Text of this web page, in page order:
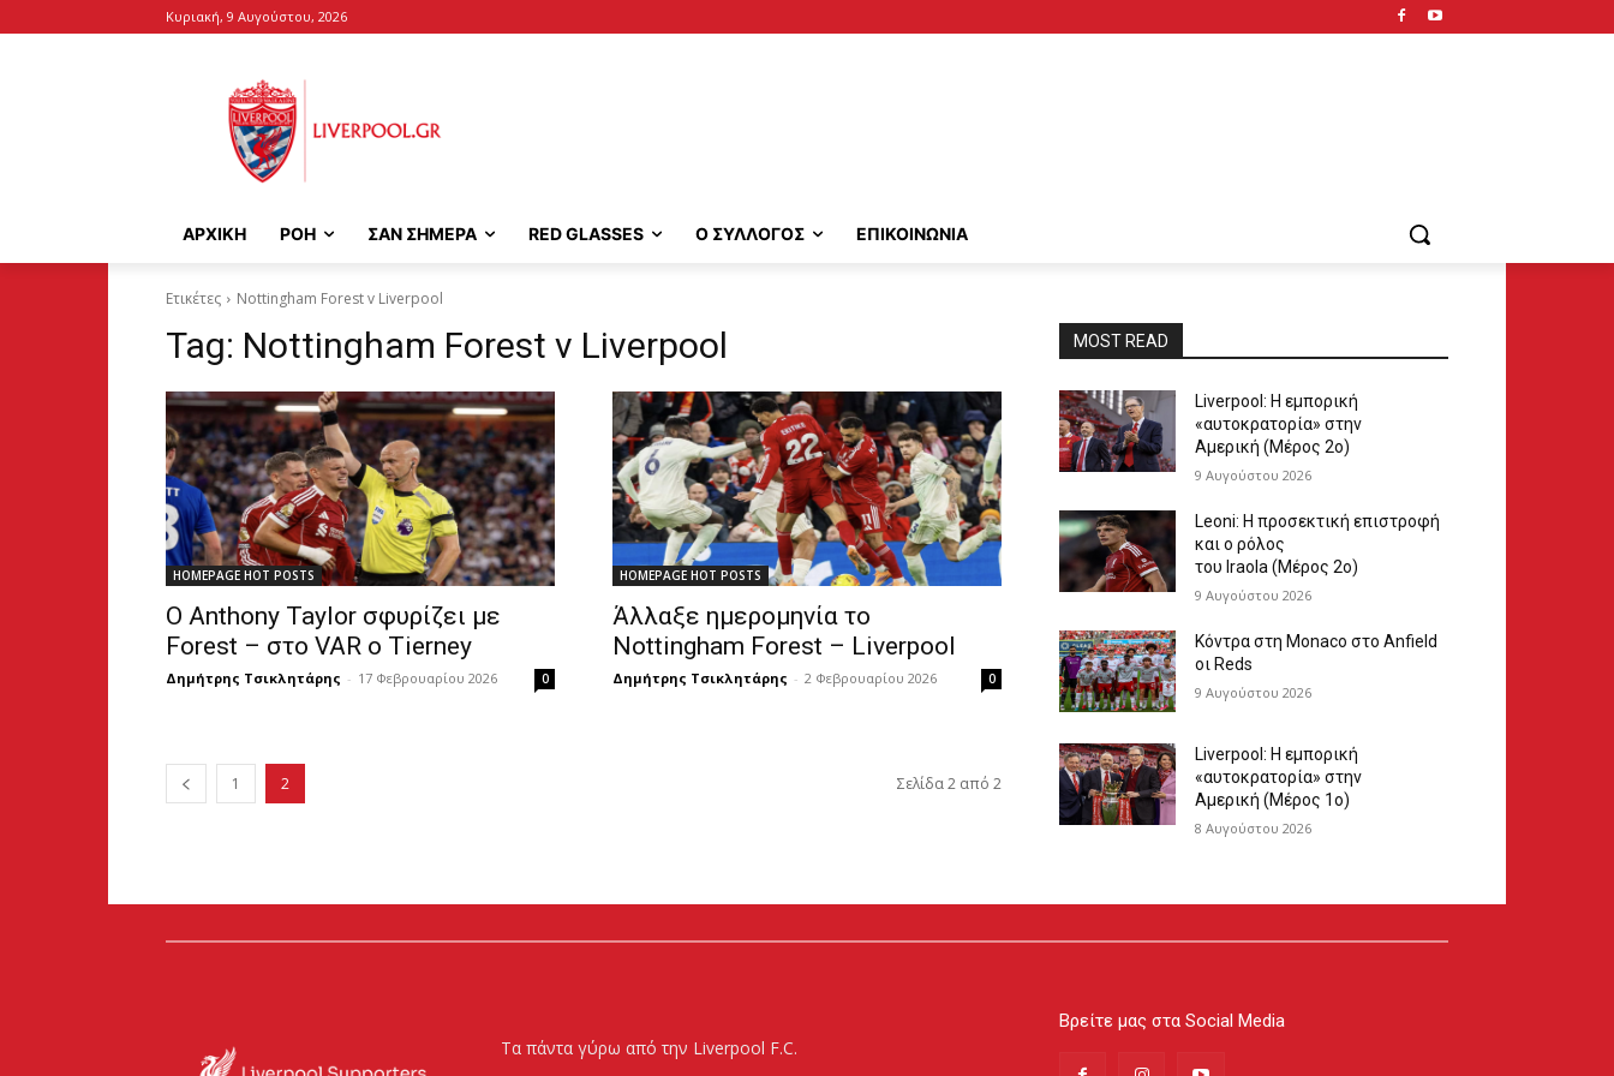
Κυριακή, 9 Αυγούστου, 2026
ΑΡΧΙΚΉ ΡΟΗ ΣΑΝ ΣΗΜΕΡΑ RED GLASSES Ο ΣΥΛΛΟΓΟΣ ΕΠΙΚΟΙΝΩΝΙΑ
Ετικέτες Nottingham Forest v Liverpool
Tag: Nottingham Forest v Liverpool
HOMEPAGE HOT POSTS
Ο Anthony Taylor σφυρίζει με
Forest – στο VAR ο Tierney
Δημήτρης Τσικλητάρης - 17 Φεβρουαρίου 2026 0
HOMEPAGE HOT POSTS
Άλλαξε ημερομηνία το
Nottingham Forest – Liverpool
Δημήτρης Τσικλητάρης - 2 Φεβρουαρίου 2026 0
1 2 Σελίδα 2 από 2
MOST READ
Liverpool: Η εμπορική
«αυτοκρατορία» στην
Αμερική (Μέρος 2ο)
9 Αυγούστου 2026
Leoni: Η προσεκτική επιστροφή
και ο ρόλος
του Iraola (Μέρος 2ο)
9 Αυγούστου 2026
Κόντρα στη Monaco στο Anfield
οι Reds
9 Αυγούστου 2026
Liverpool: Η εμπορική
«αυτοκρατορία» στην
Αμερική (Μέρος 1ο)
8 Αυγούστου 2026
Τα πάντα γύρω από την Liverpool F.C.
Βρείτε μας στα Social Media